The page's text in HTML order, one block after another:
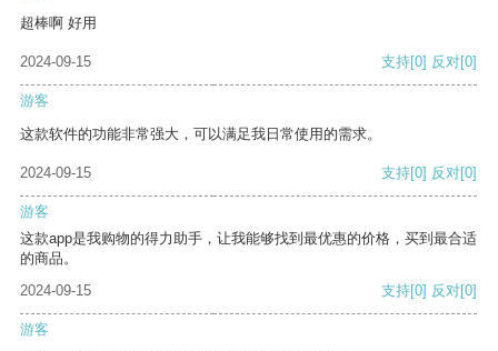
超棒啊 好用
2024-09-15 支持[0] 反对[0]
游客
这款软件的功能非常强大，可以满足我日常使用的需求。
2024-09-15 支持[0] 反对[0]
游客
这款app是我购物的得力助手，让我能够找到最优惠的价格，买到最合适
的商品。
2024-09-15
支持[0] 反对[0]
游客